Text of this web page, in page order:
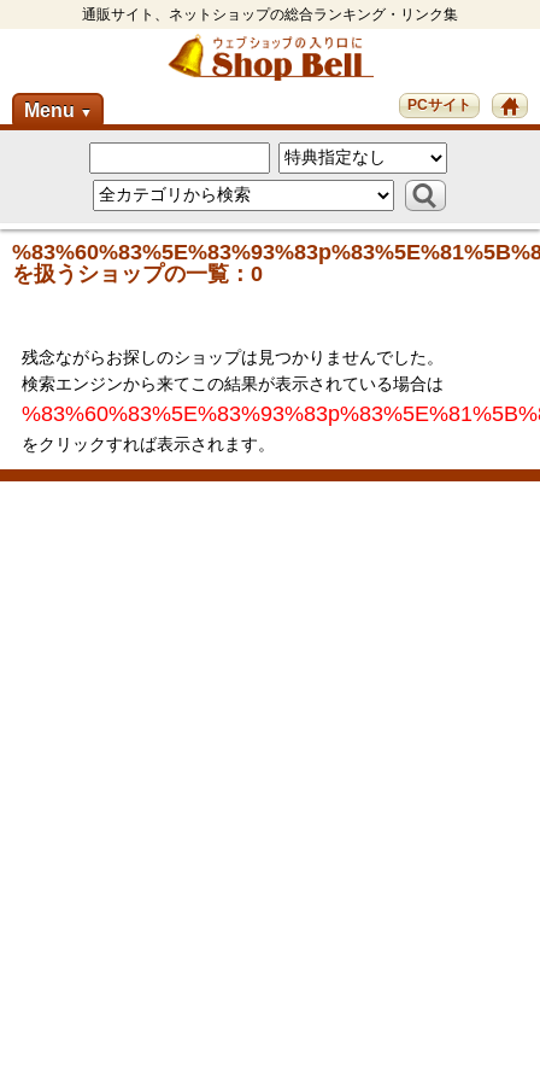
通販サイト、ネットショップの総合ランキング・リンク集
Menu ▼ PCサイト
を扱うショップの一覧：0
残念ながらお探しのショップは見つかりませんでした。
検索エンジンから来てこの結果が表示されている場合は
をクリックすれば表示されます。